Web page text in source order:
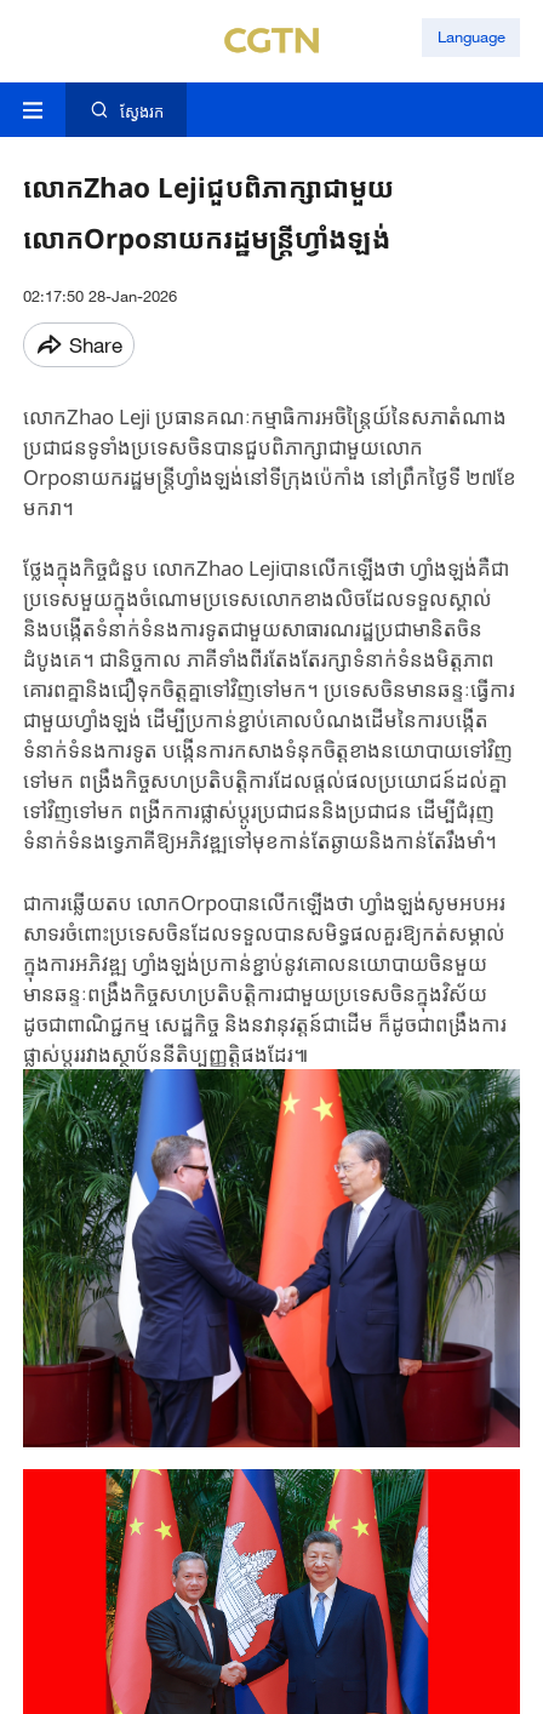
Language
ស្វែងរក
លោកZhao Lejiជួបពិភាក្សាជាមួយ
លោកOrpoនាយករដ្ឋមន្ត្រីហ្វាំងឡង់
02:17:50 28-Jan-2026
Share
លោកZhao Leji ប្រធានគណៈកម្មាធិការអចិន្ត្រៃយ៍នៃសភាតំណាង​
ប្រជាជនទូទាំង​ប្រទេស​ចិន​បានជួបពិភាក្សា​​ជាមួយលោក​
Orpoនាយករដ្ឋមន្ត្រីហ្វាំងឡង់នៅទីក្រុងប៉េកាំង នៅ​ព្រឹក​ថ្ងៃ​ទី​ ២៧ខែ​
មករា។
ថ្លែង​ក្នុង​កិច្ច​ជំនួប លោកZhao Lejiបានលើកឡើង​ថា ហ្វាំងឡង់គឺជា
ប្រទេសមួយ​ក្នុង​ចំ​ណោ​មប្រទេសលោកខាងលិចដែលទទួលស្គាល់
និងបង្កើតទំនាក់ទំនងការទូត​ជា​មួយ​សា​ធា​រណរដ្ឋប្រជាមា​និតចិន
ដំបូងគេ។ ជា​និច្ចកាល ភាគីទាំងពីរតែងតែរក្សា​ទំនាក់ទំនង​មិត្ត​ភាព​ ​
គោរពគ្នា​និងជឿទុកចិត្តគ្នាទៅវិញទៅមក។ ប្រទេសចិន​មានឆន្ទៈ​ធ្វើការ​
ជាមួយ​ហ្វាំ​ង​ឡ​ង់​ ដើម្បីប្រកាន់​ខ្ជាប់​គោល​បំណង​ដើមនៃ​ការ​​បង្កើត
ទំនាក់ទំនងការទូត បង្កើន​ការ​ក​សា​ង​ទំនុក​ចិត្តខាងនយោបាយទៅវិញ
ទៅមក ពង្រឹងកិច្ចសហប្រតិបត្តិការ​ដែល​ផ្តល់​ផល​ប្រ​យោ​ជ​ន៍​ដល់​គ្នា​
ទៅវិញទៅមក ពង្រីកការផ្លាស់ប្តូរប្រជាជននិងប្រជាជន ដើម្បី​ជំរុញ​
ទំនា​ក់​ទំនង​ទ្វេ​ភាគី​ឱ្យ​អភិវឌ្ឍ​​ទៅមុខកាន់​តែ​ឆ្ងាយ​និង​កាន់​តែរឹងមាំ។
ជា​ការ​ឆ្លើយ​តប លោកOrpoបានលើកឡើង​ថា ហ្វាំងឡង់​សូម​អបអរ
សាទរ​ចំពោះ​ប្រទេស​ចិន​ដែល​ទទួល​បាន​សមិទ្ធផលគួរឱ្យកត់សម្គាល់
ក្នុងការអភិវឌ្ឍ ហ្វាំងឡង់​ប្រកាន់ខ្ជាប់​នូវ​គោ​ល​នយោ​បាយ​ចិនមួយ
មានឆន្ទៈពង្រឹងកិច្ចសហប្រតិបត្តិការ​ជាមួយ​ប្រទេស​ចិន​ក្នុង​វិស័​យ​
ដូចជា​ពា​ណិ​ជ្ជកម្ម សេដ្ឋកិច្ច និង​នវានុវត្តន៍ជាដើម ក៏​ដូចជា​ពង្រឹងការ
ផ្លាស់ប្តូរ​រវាង​ស្ថា​ប័ន​នីតិ​ប្បញ្ញ​ត្តិ​ផងដែរ៕